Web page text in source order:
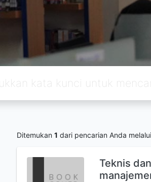
Ditemukan 1 dari pencarian Anda
Teknis